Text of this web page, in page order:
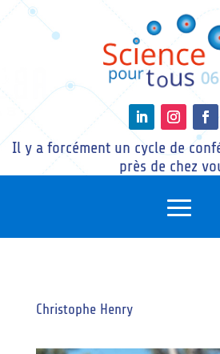
Il y a forcément un cycle de
près de chez
Christophe Henry